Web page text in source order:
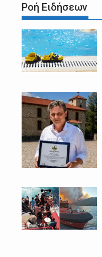
Ροή Ειδήσεων